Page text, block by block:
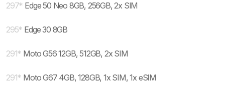
297* Edge 50 Neo 8GB, 256GB, 2x SIM
295* Edge 30 8GB
291* Moto G56 12GB, 512GB, 2x SIM
291* Moto G67 4GB, 128GB, 1x SIM, 1x eSIM